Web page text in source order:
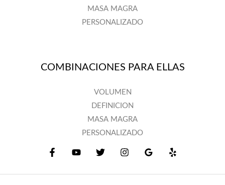
MASA MAGRA
PERSONALIZADO
COMBINACIONES PARA ELLAS
VOLUMEN
DEFINICION
MASA MAGRA
PERSONALIZADO